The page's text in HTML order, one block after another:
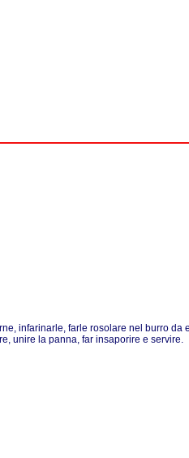
infarinarle, farle rosolare nel burro da
unire la panna, far insaporire e servire.